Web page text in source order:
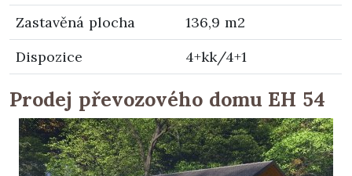
Zastavěná plocha
136,9 m2
Dispozice
4+kk/4+1
Prodej převozového domu EH 54